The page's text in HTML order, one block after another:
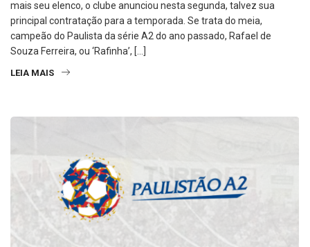
mais seu elenco, o clube anunciou nesta segunda, talvez sua
principal contratação para a temporada. Se trata do meia,
campeão do Paulista da série A2 do ano passado, Rafael de
Souza Ferreira, ou ‘Rafinha’, […]
LEIA MAIS